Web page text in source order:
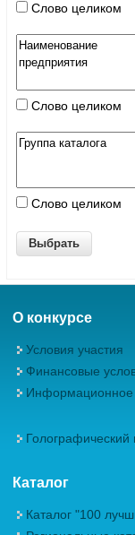
Слово целиком
Слово целиком
Слово целиком
О конкурсе
Условия участия
Финансовые
Информационное
Голографический
Каталог
Каталог "100